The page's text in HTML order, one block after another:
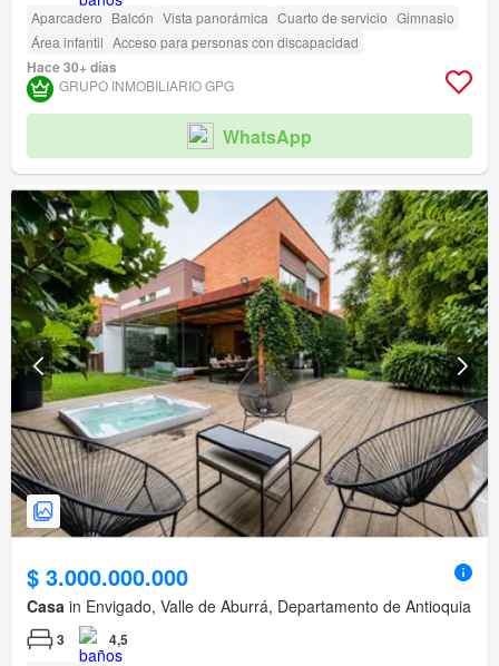
Aparcadero Balcón Vista panorámica Cuarto de servicio Gimnasio
Área infantil Acceso para personas con discapacidad
Hace 30+ días
GRUPO INMOBILIARIO GPG
WhatsApp
$ 3.000.000.000
Casa in Envigado, Valle de Aburrá, Departamento de Antioquia
3 4,5